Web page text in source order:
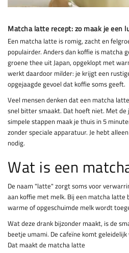
Matcha latte recept: zo maak je een
Een matcha latte is romig, zacht en
populairder. Anders dan koffie is matcha
groene thee uit Japan, opgeklopt met
werkt daardoor milder: je krijgt een
opgejaagde gevoel dat koffie soms geeft.
Veel mensen denken dat een matcha
snel bitter smaakt. Dat hoeft niet. Met
simpele stappen maak je thuis in 5
zonder speciale apparatuur. Je hebt
nodig.
Wat is een
De naam "latte" zorgt soms voor
aan koffie met melk. Bij een matcha
warme of opgeschuimde melk wordt
Wat deze drank bijzonder maakt, is de
beetje umami. De cafeïne komt
Dat maakt de matcha latte